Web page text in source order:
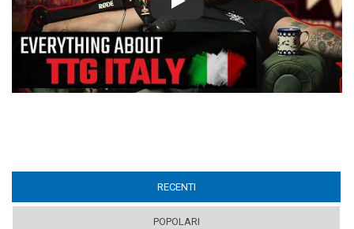
Play
RECENTI
POPOLARI